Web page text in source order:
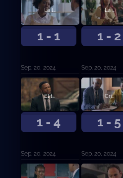
1 - 1
La llamada
Sep. 20, 2024
1 - 2
La poda
Sep. 20, 2024
1 - 4
El testamento
Sep. 20, 2024
1 - 5
Crisis
Sep. 20, 2024